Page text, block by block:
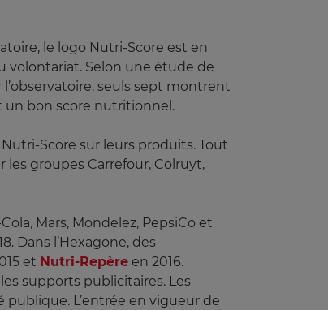
le logo Nutri-Score est en
volontariat. Selon une étude de
l’observatoire, seuls sept montrent
un bon score nutritionnel.
Score sur leurs produits. Tout
groupes Carrefour, Colruyt,
Mars, Mondelez, PepsiCo et
Dans l’Hexagone, des
et Nutri-Repère en 2016.
supports publicitaires. Les
L’entrée en vigueur de